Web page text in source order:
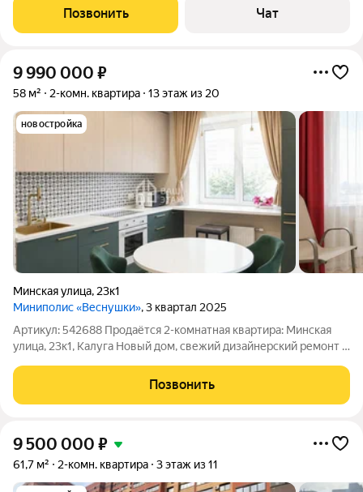
этаже от собственника с мебелью и бытовой техникой(всё что
на фото) Реальному покупателю
Позвонить Чат
9 990 000 ₽
58 м² 2-комн. квартира 13 этаж из 20
новостройка
Минская улица, 23к1
Миниполис «Веснушки», 3 квартал 2025
Артикул: 542688 Продаётся 2-комнатная квартира: Минская
улица, 23к1, Калуга Новый дом, свежий дизайнерский ремонт и
комфортному переезду без лишних хлопот, так как остается
вся мебель и техника.
Позвонить
9 500 000 ₽
61,7 м² 2-комн. квартира 3 этаж из 11